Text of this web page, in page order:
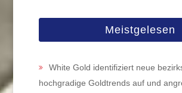
Meistgelesen
White Gold identifiziert neue
hochgradige Goldtrends auf und